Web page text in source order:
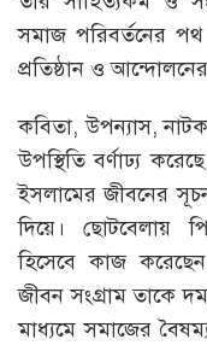
সমাজ পরিবর্তনের
প্রতিষ্ঠান ও
কবিতা, উপন্যাস,
উপস্থিতি বর্ণাঢ্য
ইসলামের জীবনের
দিয়ে। ছোটবেলায়
হিসেবে কাজ
জীবন সংগ্রাম তাকে
মাধ্যমে সমাজের